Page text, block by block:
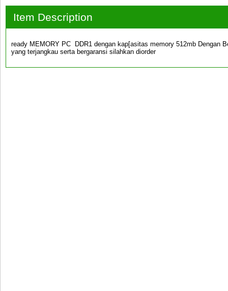
Item Description
ready MEMORY PC DDR1 dengan kap[asitas memory 512mb Dengan
yang terjangkau serta bergaransi silahkan diorder